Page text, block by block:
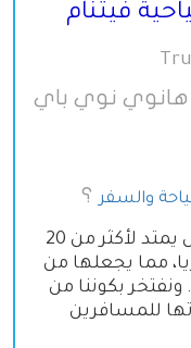
فيتنام
هانوي نوي باي
والسفر ؟
تتمتع شركة المحيط بتاريخ حافل يمتد لأكثر من 20
مما يجعلها من
بكوننا من
للمسافرين